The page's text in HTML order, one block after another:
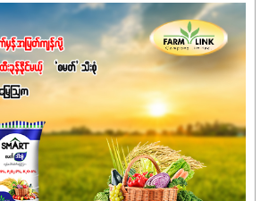
ကအာဟာရNPK (19:7:8)နဲ့ #ဟူးမစ်
ပေါင်းစပ်ထားတဲ့ ကွန်ပေါင်း
ါတယ်။ အဓိကအကျိုးကျေးဇူးတွေအနေနဲ့
19%ပါဝင်တဲ့အတွက် ကလိုရိုဖီးလ်ဖွဲ့စည်း
နှံပင်များ၏အရွက်များစိမ်းလန်းသန်စွမ်း
ားကောင်းစေပါတယ်။ အပင်၏ပင်ပိုင်း
င့်စေကာ အပင်သန်၍ အကြီးမြန်စေပါတယ်။
7%ပါဝင်မှုကြောင့် အပင်ရဲ့ အမြစ်